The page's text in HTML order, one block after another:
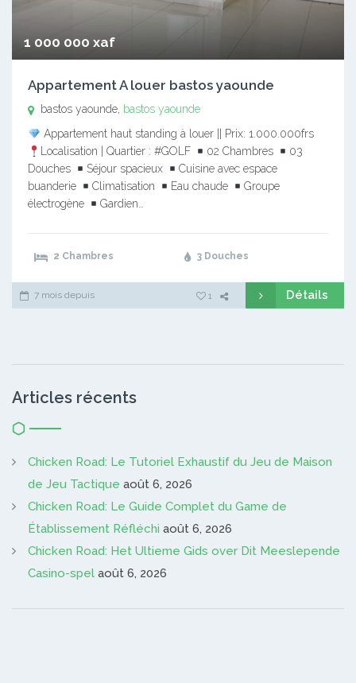
1 000 000 xaf
Appartement A louer bastos yaounde
bastos yaounde, bastos yaounde
Appartement haut standing à louer || Prix: 1.000.000frs
Localisation | Quartier : #GOLF
02 Chambres
03
Douches
Séjour spacieux
Cuisine avec espace
buanderie
Climatisation Eau chaude
Groupe
électrogène
Gardien…
2 Chambres 3 Douches
7 mois depuis 1 Détails
Articles récents
Chicken Road: Le Tutoriel Exhaustif du Jeu de Maison
de Jeu Tactique août 6, 2026
Chicken Road: Le Guide Complet du Game de
Établissement Réfléchi août 6, 2026
Chicken Road: Het Ultieme Gids over Dit Meeslepende
Casino-spel août 6, 2026